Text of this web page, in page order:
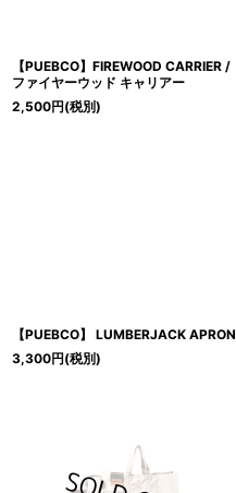
【PUEBCO】FIREWOOD CARRIER /
ファイヤーウッド キャリアー
2,500円(税別)
【PUEBCO】 LUMBERJACK APRON
3,300円(税別)